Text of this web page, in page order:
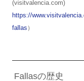
(visitvalencia.com)
https://
fallas ）
Fallasの歴史